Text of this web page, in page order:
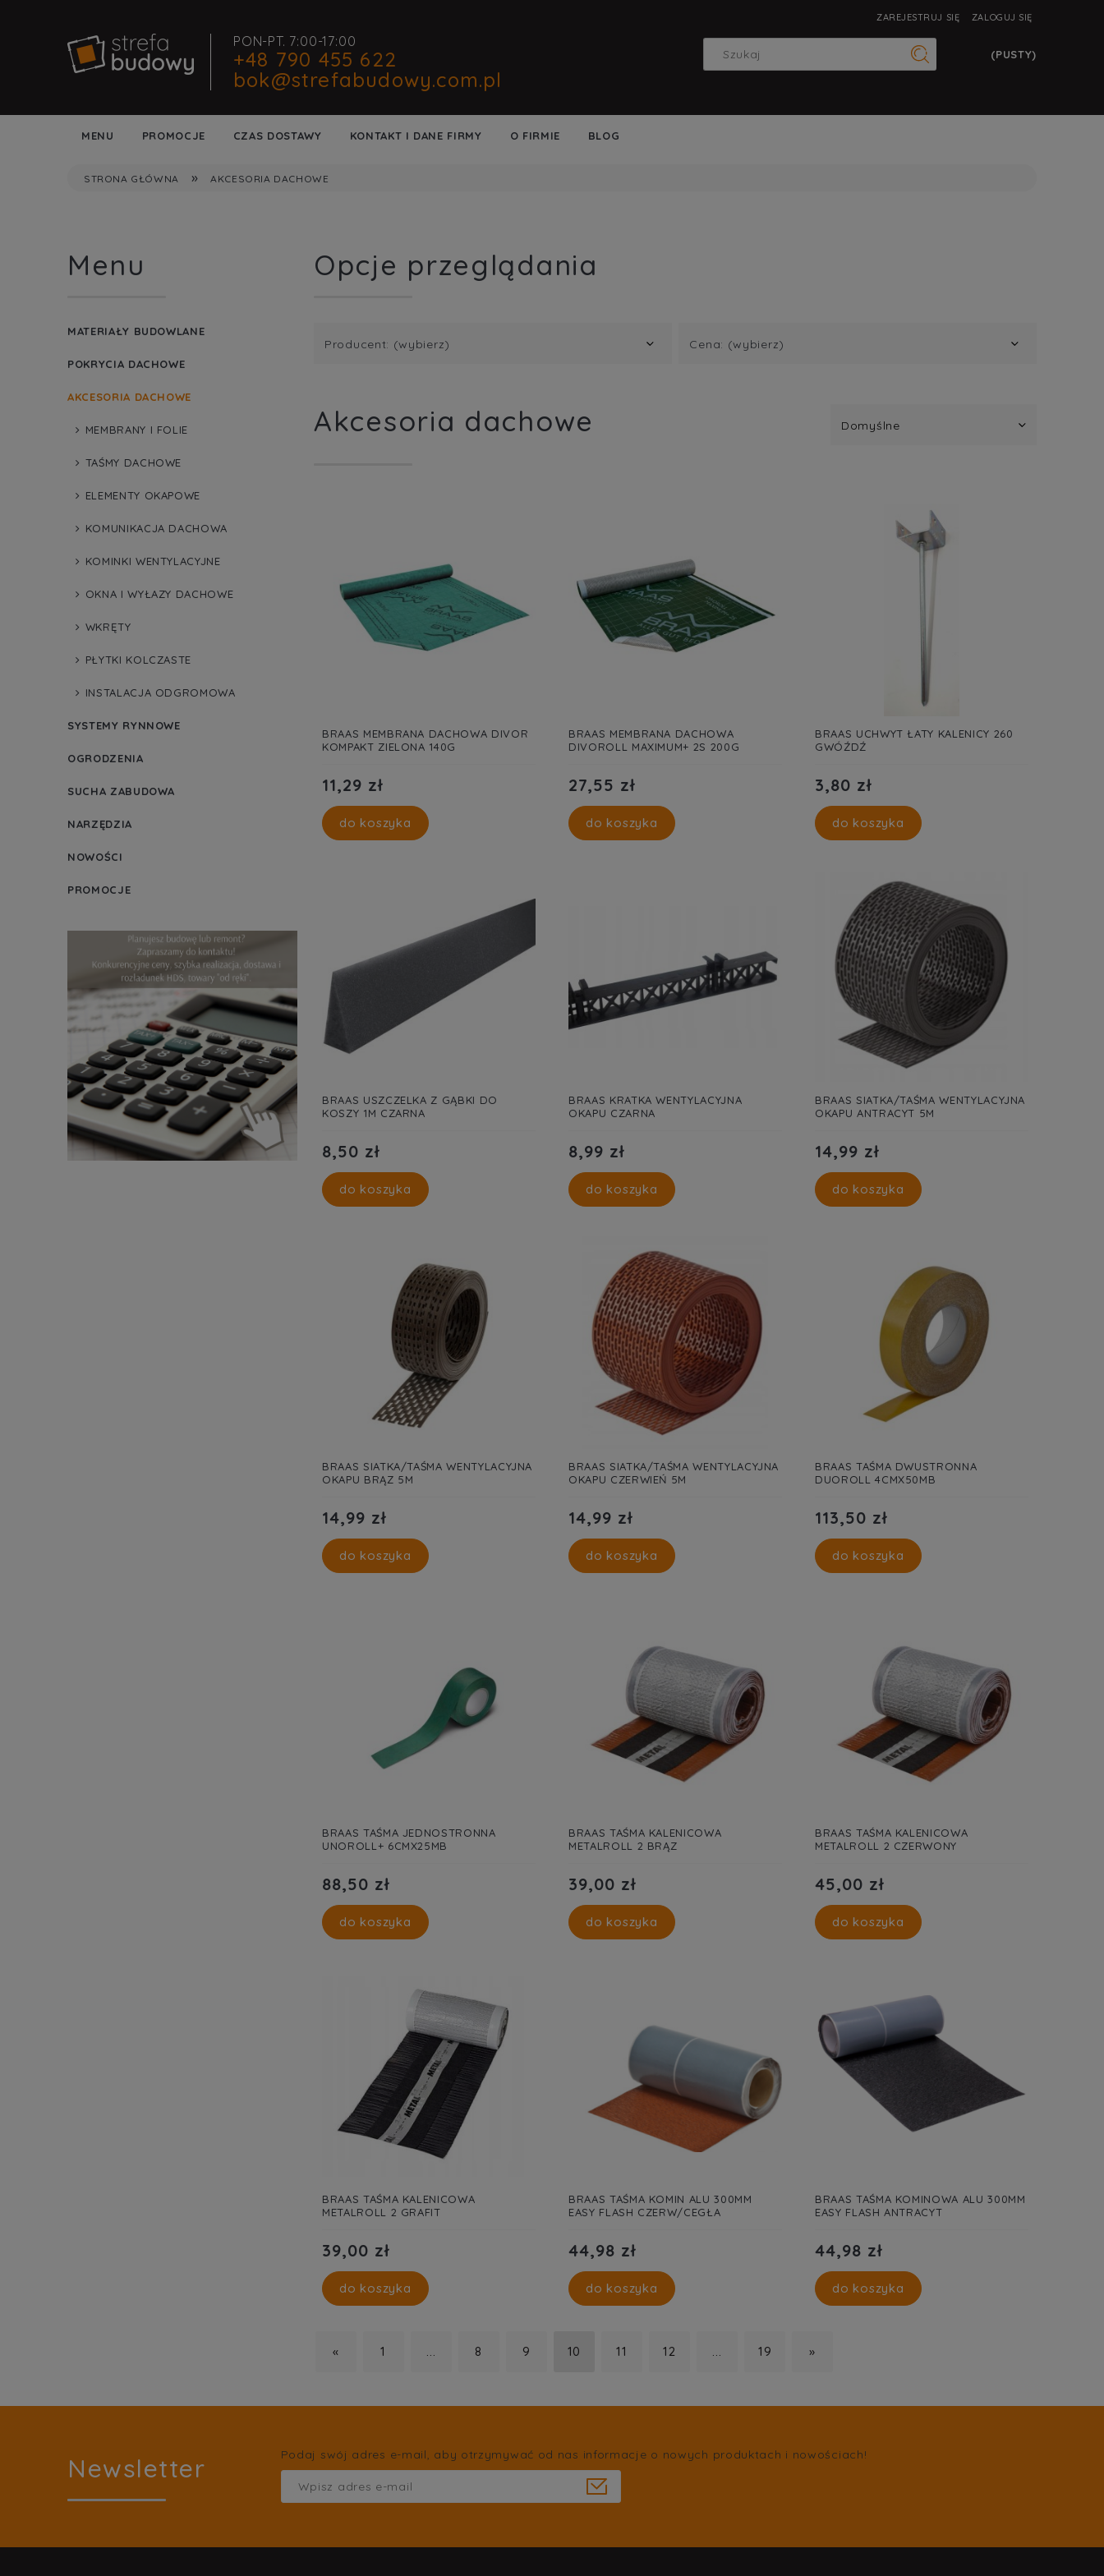
ZAREJESTRUJ SIĘ ZALOGUJ SIĘ
PON-PT. 7:00-17:00
+48 790 455 622
bok@strefabudowy.com.pl
(PUSTY)
MENU PROMOCJE CZAS DOSTAWY KONTAKT I DANE FIRMY O FIRMIE BLOG
STRONA GŁÓWNA » AKCESORIA DACHOWE
Menu
MATERIAŁY BUDOWLANE
POKRYCIA DACHOWE
AKCESORIA DACHOWE
MEMBRANY I FOLIE
TAŚMY DACHOWE
ELEMENTY OKAPOWE
KOMUNIKACJA DACHOWA
KOMINKI WENTYLACYJNE
OKNA I WYŁAZY DACHOWE
WKRĘTY
PŁYTKI KOLCZASTE
INSTALACJA ODGROMOWA
SYSTEMY RYNNOWE
OGRODZENIA
SUCHA ZABUDOWA
NARZĘDZIA
NOWOŚCI
PROMOCJE
Opcje przeglądania
Producent: (wybierz) Cena: (wybierz)
Akcesoria dachowe
BRAAS MEMBRANA DACHOWA DIVOR
KOMPAKT ZIELONA 140G
11,29 zł
do koszyka
BRAAS MEMBRANA DACHOWA
DIVOROLL MAXIMUM+ 2S 200G
27,55 zł
do koszyka
BRAAS UCHWYT ŁATY KALENICY 260
GWÓŹDŹ
3,80 zł
do koszyka
BRAAS USZCZELKA Z GĄBKI DO
KOSZY 1M CZARNA
8,50 zł
do koszyka
BRAAS KRATKA WENTYLACYJNA
OKAPU CZARNA
8,99 zł
do koszyka
BRAAS SIATKA/TAŚMA WENTYLACYJNA
OKAPU ANTRACYT 5M
14,99 zł
do koszyka
BRAAS SIATKA/TAŚMA WENTYLACYJNA
OKAPU BRĄZ 5M
14,99 zł
do koszyka
BRAAS SIATKA/TAŚMA WENTYLACYJNA
OKAPU CZERWIEŃ 5M
14,99 zł
do koszyka
BRAAS TAŚMA DWUSTRONNA
DUOROLL 4CMX50MB
113,50 zł
do koszyka
BRAAS TAŚMA JEDNOSTRONNA
UNOROLL+ 6CMX25MB
88,50 zł
do koszyka
BRAAS TAŚMA KALENICOWA
METALROLL 2 BRĄZ
39,00 zł
do koszyka
BRAAS TAŚMA KALENICOWA
METALROLL 2 CZERWONY
45,00 zł
do koszyka
BRAAS TAŚMA KALENICOWA
METALROLL 2 GRAFIT
39,00 zł
do koszyka
BRAAS TAŚMA KOMIN ALU 300MM
EASY FLASH CZERW/CEGŁA
44,98 zł
do koszyka
BRAAS TAŚMA KOMINOWA ALU 300MM
EASY FLASH ANTRACYT
44,98 zł
do koszyka
« 1 ... 8 9 10 11 12 ... 19 »
Newsletter Podaj swój adres e-mail, aby otrzymywać od nas informacje o nowych produktach i nowościach!